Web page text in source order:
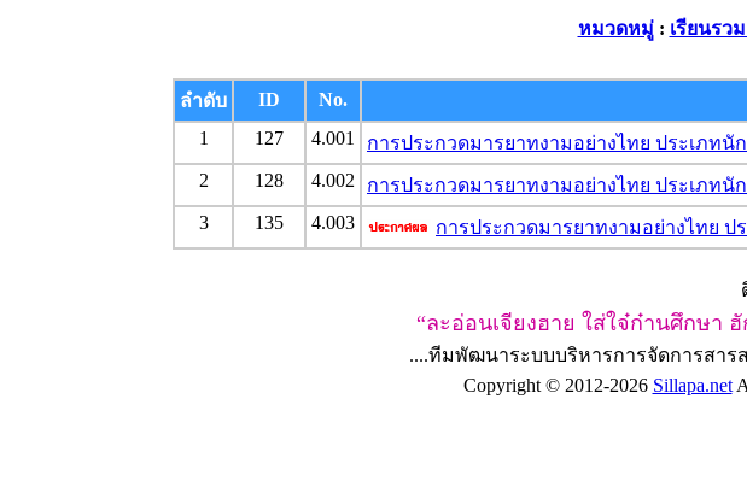
หมวดหมู่: เรียนรว
ลำดับ ID No.
1
127 4.001 การประกวดมารยาทงามอย่างไทย ประเภท
2 128 4.002 การประกวดมารยาทงามอย่างไทย ประเภท
3 135 4.003 การประกวดมารยาทงามอย่างไทย ป
“ละอ่อนเจียงฮาย ใส่ใจ๋ก๋านศึกษา
....ทีมพัฒนาระบบบริหารการจัดการสาร
Copyright © 2012-2026 Sillapa.net